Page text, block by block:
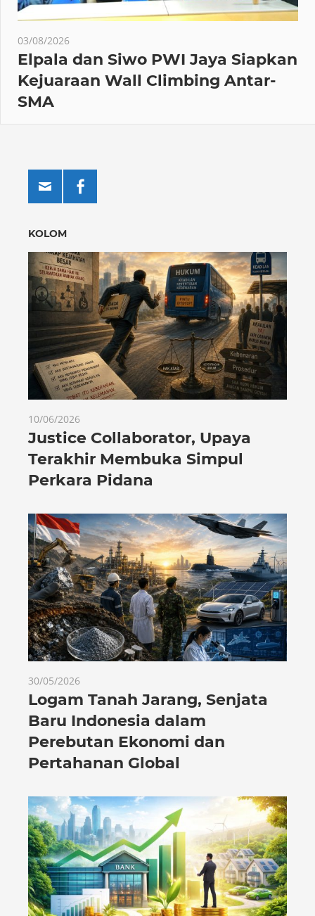
03/08/2026
Elpala dan Siwo PWI Jaya Siapkan
Kejuaraan Wall Climbing Antar-
SMA
KOLOM
10/06/2026
Justice Collaborator, Upaya
Terakhir Membuka Simpul
Perkara Pidana
30/05/2026
Logam Tanah Jarang, Senjata
Baru Indonesia dalam
Perebutan Ekonomi dan
Pertahanan Global